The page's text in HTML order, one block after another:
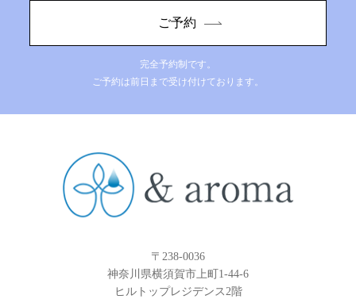
ご予約
完全予約制です。
ご予約は前日まで受け付けております。
〒238-0036
神奈川県横須賀市上町1-44-6
ヒルトップレジデンス2階